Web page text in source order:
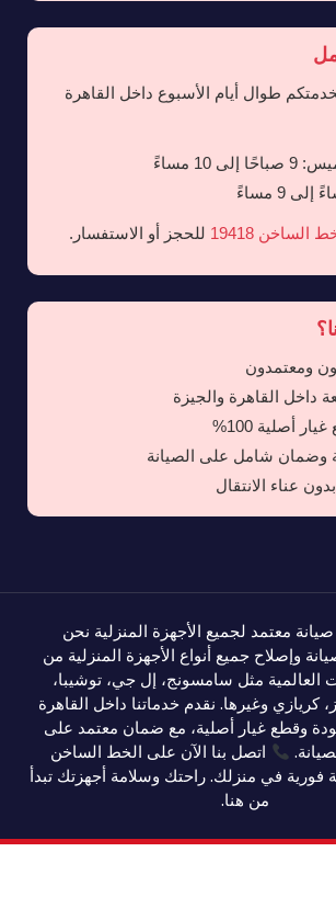
طوال أيام الأسبوع داخل القاهرة
10 مساءً
الساخن 19418 للحجز أو الاستفسار.
ومعتمدون
داخل القاهرة والجيزة
أصلية 100%
وضمان شامل على الصيانة
عناء الانتقال
معتمد لجميع الأجهزة المنزلية نحن
وإصلاح جميع أنواع الأجهزة المنزلية من
العالمية مثل سامسونج، إل جي، توشيبا،
كريازي وغيرها. نقدم خدماتنا داخل القاهرة
وقطع غيار أصلية، مع ضمان معتمد على
اتصل بنا الآن على الخط الساخن
فورية في منزلك. راحتك وسلامة أجهزتك تبدأ
من هنا.